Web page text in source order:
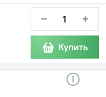
− +
Купить